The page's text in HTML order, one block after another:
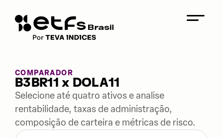
COMPARADOR
B3BR11 x DOLA11
Selecione até quatro ativos e analise
rentabilidade, taxas de administração,
composição de carteira e métricas de risco.